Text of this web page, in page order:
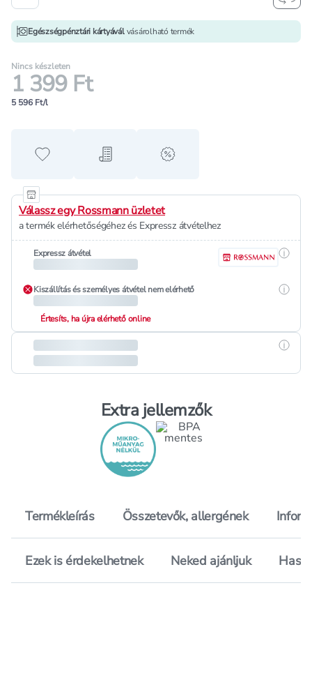
Egészségpénztári kártyáválvásárolható termék
Nincs készleten
1 399 Ft
5 596 Ft/l
Hozzáadás a kedvencekhez
Hozzáadás a bevásárló listához
alert when on sale
Válassz egy Rossmann üzletet
a termék elérhetőségéhez és Expressz átvételhez
Expressz átvétel
Kiszállítás és személyes átvétel nem elérhető
Értesíts, ha újra elérhető online
Extra jellemzők
Termékleírás Összetevők, allergének
Ezek is érdekelhetnek Neked ajánljuk